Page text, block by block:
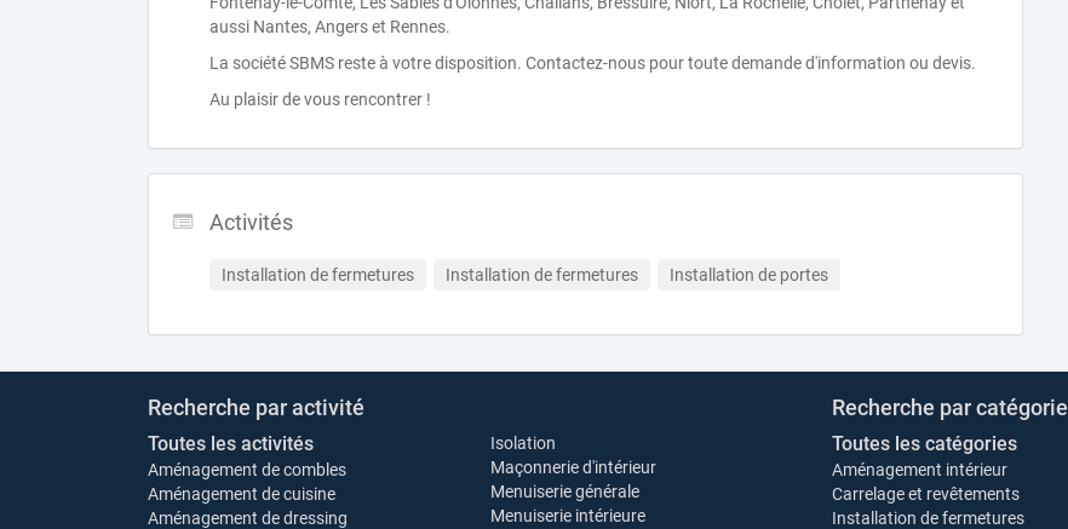
aussi Nantes, Angers et Rennes.
La société SBMS reste à votre disposition. Contactez-nous pour toute demande d'information ou devis.
Au plaisir de vous rencontrer !
Activités
Installation de fermetures Installation de fermetures Installation de portes
Recherche par activité
Toutes les activités
Aménagement de combles
Aménagement de cuisine
Aménagement de dressing
Isolation
Maçonnerie d'intérieur
Menuiserie générale
Menuiserie intérieure
Recherche par catégorie
Toutes les catégories
Aménagement intérieur
Carrelage et revêtements
Installation de fermetures